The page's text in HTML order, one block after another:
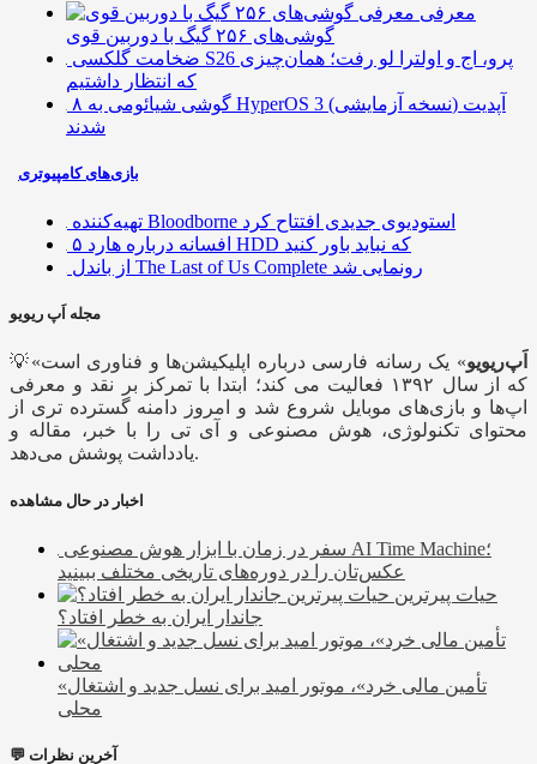
معرفی
گوشی‌های ۲۵۶ گیگ با دوربین قوی
ضخامت گلکسی S26 پرو، اج و اولترا لو رفت؛ همان‌چیزی
که انتظار داشتیم
۸ گوشی شیائومی به HyperOS 3 (نسخه آزمایشی) آپدیت
شدند
بازی‌های کامپیوتری
تهیه‌کننده Bloodborne استودیوی جدیدی افتتاح کرد
۵ افسانه درباره هارد HDD که نباید باور کنید
از باندل The Last of Us Complete رونمایی شد
مجله اَپ ریویو
💡« اَپ‌ریویو» یک رسانه فارسی درباره اپلیکیشن‌ها و فناوری است
که از سال ۱۳۹۲ فعالیت می کند؛ ابتدا با تمرکز بر نقد و معرفی
اپ‌ها و بازی‌های موبایل شروع شد و امروز دامنه گسترده تری از
محتوای تکنولوژی، هوش مصنوعی و آی تی را با خبر، مقاله و
یادداشت پوشش می‌دهد.
اخبار در حال مشاهده
سفر در زمان با ابزار هوش مصنوعی AI Time Machine؛
عکس‌تان را در دوره‌های تاریخی مختلف ببینید
حیات پیرترین
جاندار ایران به خطر افتاد؟
«تأمین مالی خرد»، موتور امید برای نسل جدید و اشتغال
محلی
💬 آخرین نظرات